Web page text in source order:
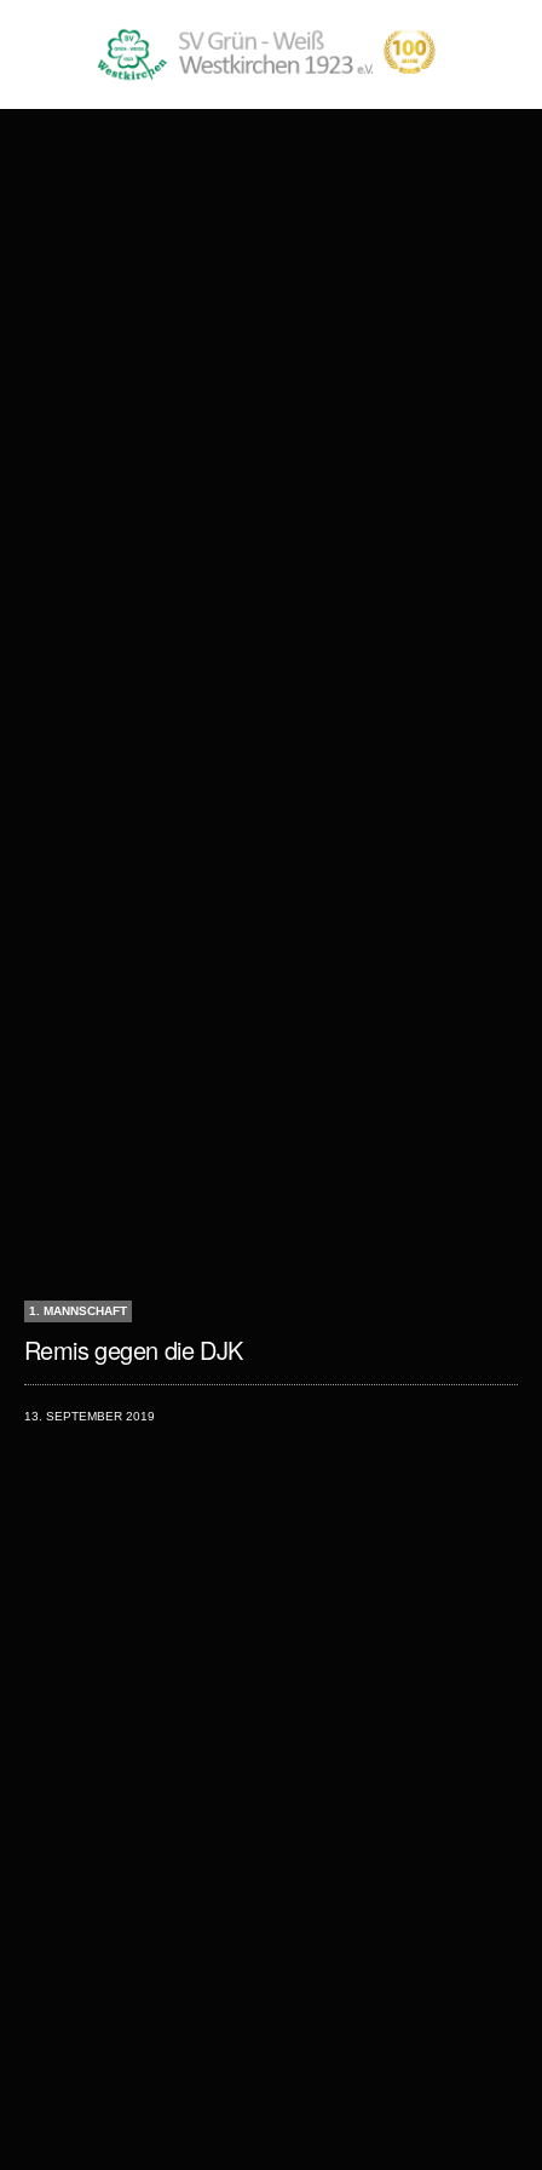
1. MANNSCHAFT
Remis gegen die DJK
13. SEPTEMBER 2019